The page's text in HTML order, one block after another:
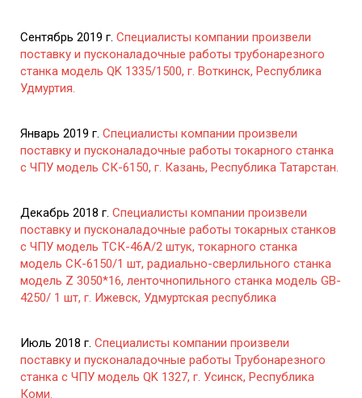
Сентябрь 2019 г. Специалисты компании произвели
поставку и пусконаладочные работы трубонарезного
станка модель QK 1335/1500, г. Воткинск, Республика
Удмуртия.
Январь 2019 г. Специалисты компании произвели
поставку и пусконаладочные работы токарного станка
с ЧПУ модель СК-6150, г. Казань, Республика Татарстан.
Декабрь 2018 г. Специалисты компании произвели
поставку и пусконаладочные работы токарных станков
с ЧПУ модель ТСК-46А/2 штук, токарного станка
модель СК-6150/1 шт, радиально-сверлильного станка
модель Z 3050*16, ленточнопильного станка модель GB-
4250/ 1 шт, г. Ижевск, Удмуртская республика
Июль 2018 г. Специалисты компании произвели
поставку и пусконаладочные работы Трубонарезного
станка с ЧПУ модель QK 1327, г. Усинск, Республика
Коми.